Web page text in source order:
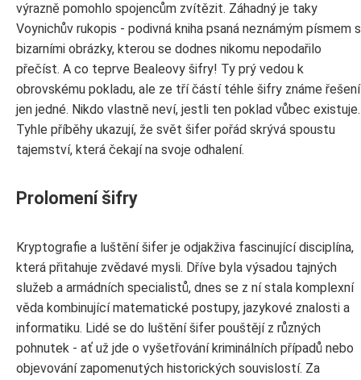
výrazně pomohlo spojencům zvítězit. Záhadný je taky
Voynichův rukopis - podivná kniha psaná neznámým písmem s
bizarními obrázky, kterou se dodnes nikomu nepodařilo
přečíst. A co teprve Bealeovy šifry! Ty prý vedou k
obrovskému pokladu, ale ze tří částí téhle šifry známe řešení
jen jedné. Nikdo vlastně neví, jestli ten poklad vůbec existuje.
Tyhle příběhy ukazují, že svět šifer pořád skrývá spoustu
tajemství, která čekají na svoje odhalení.
Prolomení šifry
Kryptografie a luštění šifer je odjakživa fascinující disciplína,
která přitahuje zvědavé mysli. Dříve byla výsadou tajných
služeb a armádních specialistů, dnes se z ní stala komplexní
věda kombinující matematické postupy, jazykové znalosti a
informatiku. Lidé se do luštění šifer pouštějí z různých
pohnutek - ať už jde o vyšetřování kriminálních případů nebo
objevování zapomenutých historických souvislostí. Za